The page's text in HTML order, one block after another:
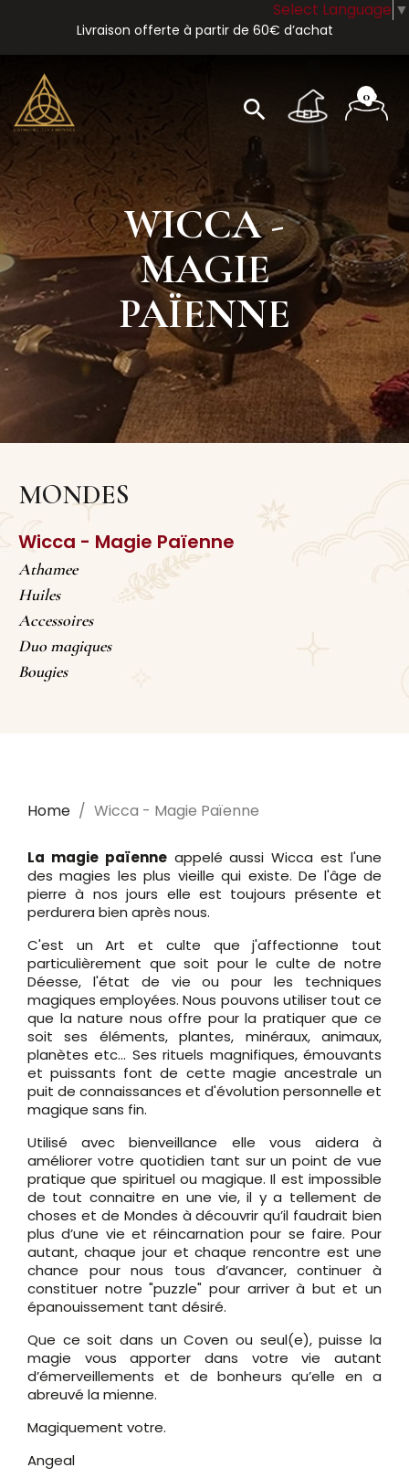
Livraison offerte à partir de 60€ d’achat
search 0
WICCA -
MAGIE
PAÏENNE
MONDES
Wicca - Magie Païenne
Athamee
Huiles
Accessoires
Duo magiques
Bougies
Home Wicca - Magie Païenne
La magie païenneappelé aussi Wicca est l'une
des magies les plus vieille qui existe. De l'âge de
pierre à nos jours elle est toujours présente et
perdurera bien après nous.
C'est un Art et culte que j'affectionne tout
particulièrement que soit pour le culte de notre
Déesse, l'état de vie ou pour les techniques
magiques employées. Nous pouvons utiliser tout ce
que la nature nous offre pour la pratiquer que ce
soit ses éléments, plantes, minéraux, animaux,
planètes etc... Ses rituels magnifiques, émouvants
et puissants font de cette magie ancestrale un
puit de connaissances et d'évolution personnelle et
magique sans fin.
Utilisé avec bienveillance elle vous aidera à
améliorer votre quotidien tant sur un point de vue
pratique que spirituel ou magique. Il est impossible
de tout connaitre en une vie, il y a tellement de
choses et de Mondes à découvrir qu’il faudrait bien
plus d’une vie et réincarnation pour se faire. Pour
autant, chaque jour et chaque rencontre est une
chance pour nous tous d’avancer, continuer à
constituer notre "puzzle" pour arriver à but et un
épanouissement tant désiré.
Que ce soit dans un Coven ou seul(e), puisse la
magie vous apporter dans votre vie autant
d’émerveillements et de bonheurs qu’elle en a
abreuvé la mienne.
Magiquement votre.
Angeal
Select Language ▼